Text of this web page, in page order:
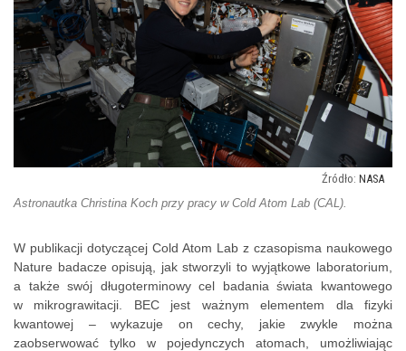
NASA
Astronautka Christina Koch przy pracy w Cold Atom Lab (CAL).
W publikacji dotyczącej Cold Atom Lab z czasopisma naukowego
Nature badacze opisują, jak stworzyli to wyjątkowe laboratorium,
a także swój długoterminowy cel badania świata kwantowego
w mikrograwitacji. BEC jest ważnym elementem dla fizyki
kwantowej – wykazuje on cechy, jakie zwykle można
zaobserwować tylko w pojedynczych atomach, umożliwiając